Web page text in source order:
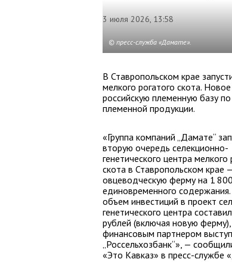
3 июля 2026, 13:58
© пресс-служба «Дамате».
В Ставропольском крае
мелкого рогатого скота.
российскую племенную базу
племенной продукции.
«Группа компаний „Дамате“
вторую очередь селекционно-
генетического центра мелкого
скота в Ставропольском крае
овцеводческую ферму на 1
единовременного
объем инвестиций в проект
генетического центра
рублей (включая новую ферму),
финансовым партнером
„Россельхозбанк“», —
«Это Кавказ» в пресс-службе